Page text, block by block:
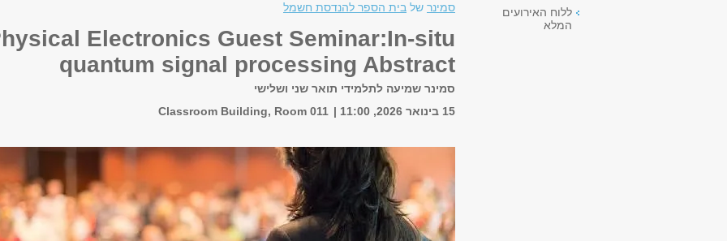
ללוח האירועים
המלא
סמינר של בית הספר להנדסת חשמל
Electronics Guest Seminar:In-situ
quantum signal processing Abstract
סמינר שמיעה לתלמידי תואר שני ושלישי
15 בינואר 2026, 11:00
Classroom Building, Room 011